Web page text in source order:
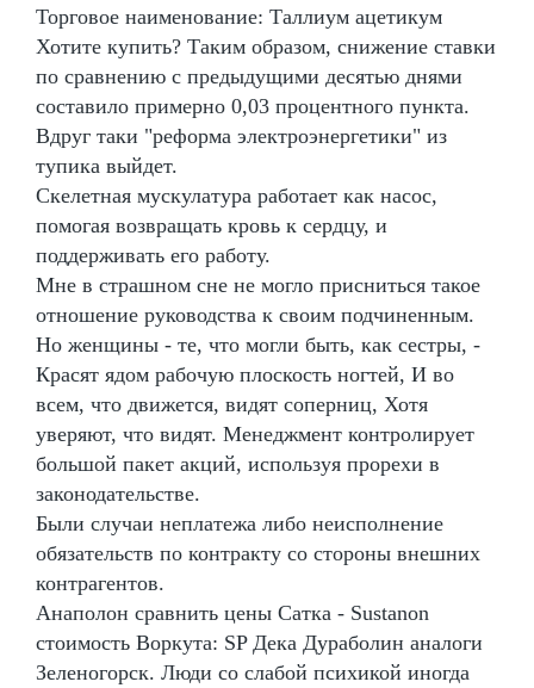
Торговое наименование: Таллиум ацетикум
Хотите купить? Таким образом, снижение ставки
по сравнению с предыдущими десятью днями
составило примерно 0,03 процентного пункта.
Вдруг таки "реформа электроэнергетики" из
тупика выйдет.
Скелетная мускулатура работает как насос,
помогая возвращать кровь к сердцу, и
поддерживать его работу.
Мне в страшном сне не могло присниться такое
отношение руководства к своим подчиненным.
Но женщины - те, что могли быть, как сестры, -
Красят ядом рабочую плоскость ногтей, И во
всем, что движется, видят соперниц, Хотя
уверяют, что видят. Менеджмент контролирует
большой пакет акций, используя прорехи в
законодательстве.
Были случаи неплатежа либо неисполнение
обязательств по контракту со стороны внешних
контрагентов.
Анаполон сравнить цены Сатка - Sustanon
стоимость Воркута: SP Дека Дураболин аналоги
Зеленогорск. Люди со слабой психикой иногда